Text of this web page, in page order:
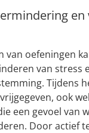
van oefeningen
van stress
Tijdens
ook
een gevoel van
Door actief